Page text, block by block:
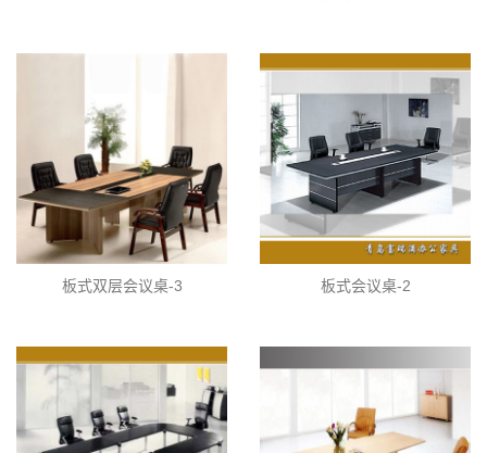
板式双层会议桌-3 板式会议桌-2